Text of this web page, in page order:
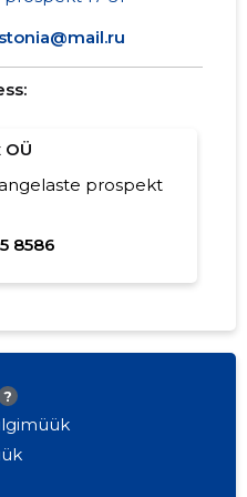
prospekt
8586
?